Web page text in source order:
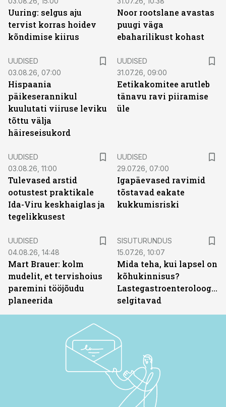
Uuring: selgus aju
tervist korras hoidev
kõndimise kiirus
Noor rootslane avastas
puugi väga
ebaharilikust kohast
UUDISED
03.08.26, 07:00
Hispaania
päikeserannikul
kuulutati viiruse leviku
tõttu välja
häireseisukord
UUDISED
31.07.26, 09:00
Eetikakomitee arutleb
tänavu ravi piiramise
üle
UUDISED
03.08.26, 11:00
Tulevased arstid
ootustest praktikale
Ida-Viru keskhaiglas ja
tegelikkusest
UUDISED
29.07.26, 07:00
Igapäevased ravimid
tõstavad eakate
kukkumisriski
UUDISED
04.08.26, 14:48
Mart Brauer: kolm
mudelit, et tervishoius
paremini tööjõudu
planeerida
SISUTURUNDUS
15.07.26, 10:07
Mida teha, kui lapsel on
kõhukinnisus?
Lastegastroenteroloogid
selgitavad